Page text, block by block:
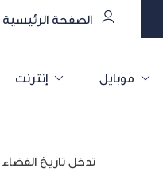
الصفحة الرئيسية
موبايل إنترنت